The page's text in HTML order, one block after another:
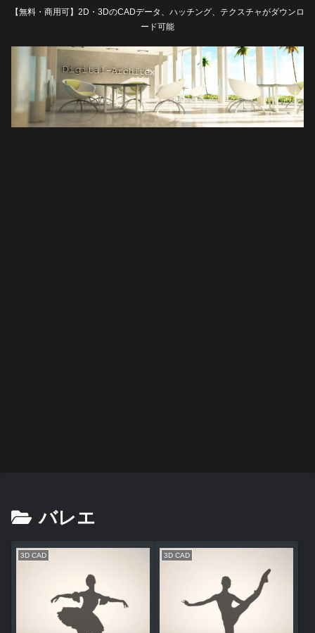
【無料・商用可】2D・3DのCADデータ、ハッチング、テクスチャがダウンロ
ード可能
バレエ
3D CAD 3D CAD